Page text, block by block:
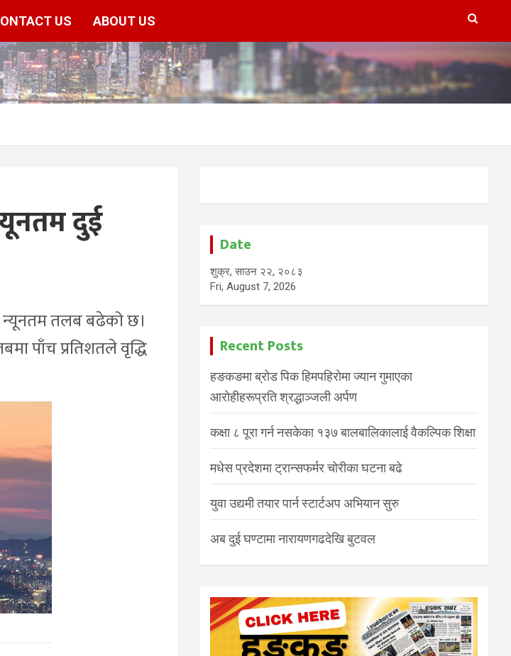
US ABOUT US
दुई
न्यूनतम तलब बढेको छ।
पाँच प्रतिशतले वृद्धि
Date
शुक्र, साउन २२, २०८३
Fri, August 7, 2026
Recent Posts
हङकङमा ब्रोड पिक हिमपहिरोमा ज्यान गुमाएका
आरोहीहरूप्रति श्रद्धाञ्जली अर्पण
कक्षा ८ पूरा गर्न नसकेका १३७ बालबालिकालाई वैकल्पिक शिक्षा
मधेस प्रदेशमा ट्रान्सफर्मर चोरीका घटना बढे
युवा उद्यमी तयार पार्न स्टार्टअप अभियान सुरु
अब दुई घण्टामा नारायणगढदेखि बुटवल